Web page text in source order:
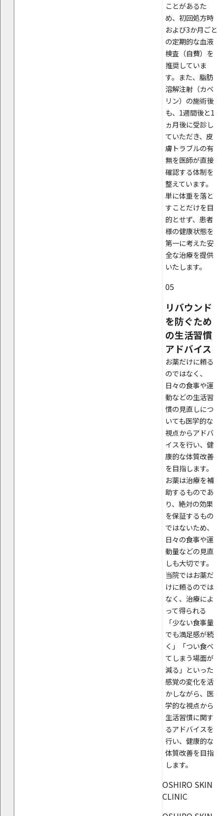
ことがあるた
め、初回処方時
および3か月ごと
の定期的な血液
検査（自費）を
推奨していま
す。また、脂肪
溶解注射（カベ
リン）の施術後
も、1週間後と1
ヵ月後に受診し
ていただき、皮
膚トラブルの有
無を医師が直接
確認する体制を
整えています。
単に体重を落と
すことだけを目
的とせず、患者
様の健康状態を
第一に考えた安
全な治療を提供
いたします。
05
リバウンド
を防ぐため
の生活習慣
アドバイス
お薬だけに頼る
のではなく、
日々の食事や運
動などの生活習
慣の見直しにつ
いても医学的な
視点からアドバ
イスを行い、健
康的な体質改善
を目指します。
お薬は治療を補
助するものであ
り、絶対の効果
を保証するもの
ではないため、
日々の食事や運
動量などの見直
しも大切です。
当院ではお薬だ
けに頼るのでは
なく、治療によ
って得られる
「少ない食事量
でも満足感が続
く」「つい食べ
てしまう場面が
減る」といった
感覚の変化を活
かしながら、医
学的な視点から
生活習慣に関す
るアドバイスを
行い、健康的な
体質改善を目指
します。
OSHIRO SKIN
CLINIC